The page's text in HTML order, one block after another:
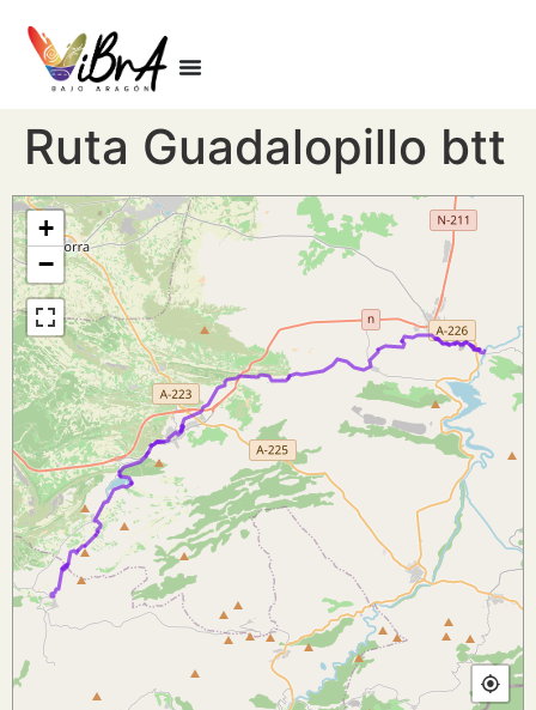
Ruta Guadalopillo btt
+
−